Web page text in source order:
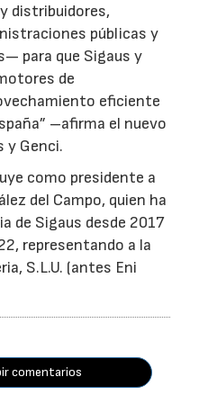
distribuidores,
públicas y
para que Sigaus y
de
eficiente
–afirma el nuevo
y Genci.
como presidente a
del Campo, quien ha
de Sigaus desde 2017
representando a la
S.L.U. (antes Eni
comentarios